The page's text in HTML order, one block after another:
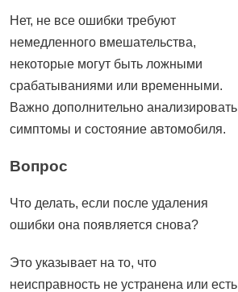
Нет, не все ошибки требуют
немедленного вмешательства,
некоторые могут быть ложными
срабатываниями или временными.
Важно дополнительно анализировать
симптомы и состояние автомобиля.
Вопрос
Что делать, если после удаления
ошибки она появляется снова?
Это указывает на то, что
неисправность не устранена или есть